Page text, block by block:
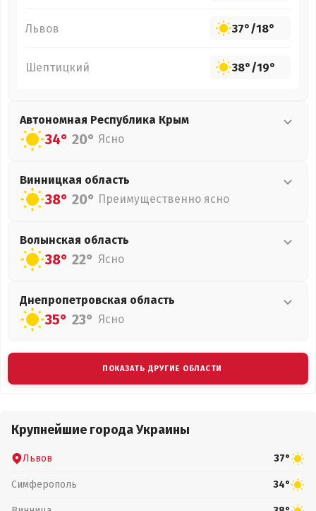
Львов 37°/18°
Шептицкий 38°/19°
Автономная Республика Крым
34° 20° Ясно
Винницкая область
38° 20° Преимущественно ясно
Волынская область
38° 22° Ясно
Днепропетровская область
35° 23° Ясно
ПОКАЗАТЬ ДРУГИЕ ОБЛАСТИ
Крупнейшие города Украины
Львов 37°
Симферополь 34°